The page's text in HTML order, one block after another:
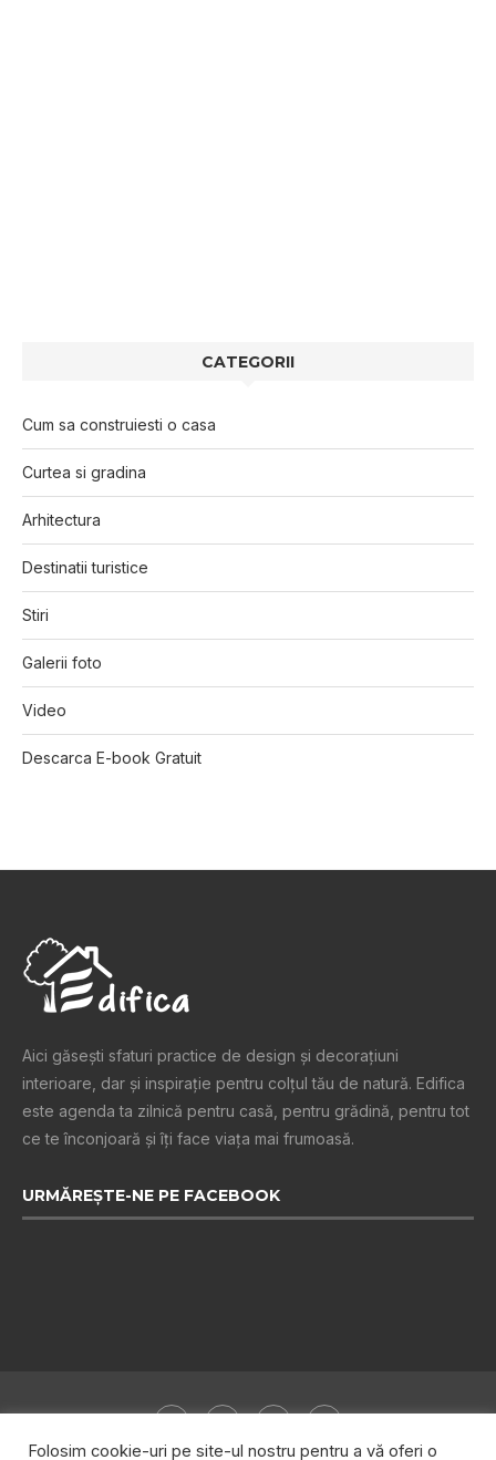
CATEGORII
Cum sa construiesti o casa
Curtea si gradina
Arhitectura
Destinatii turistice
Stiri
Galerii foto
Video
Descarca E-book Gratuit
Aici găsești sfaturi practice de design şi decoraţiuni
interioare, dar și inspiraţie pentru colţul tău de natură. Edifica
este agenda ta zilnică pentru casă, pentru grădină, pentru tot
ce te înconjoară şi îţi face viaţa mai frumoasă.
URMĂREȘTE-NE PE FACEBOOK
Folosim cookie-uri pe site-ul nostru pentru a vă oferi o